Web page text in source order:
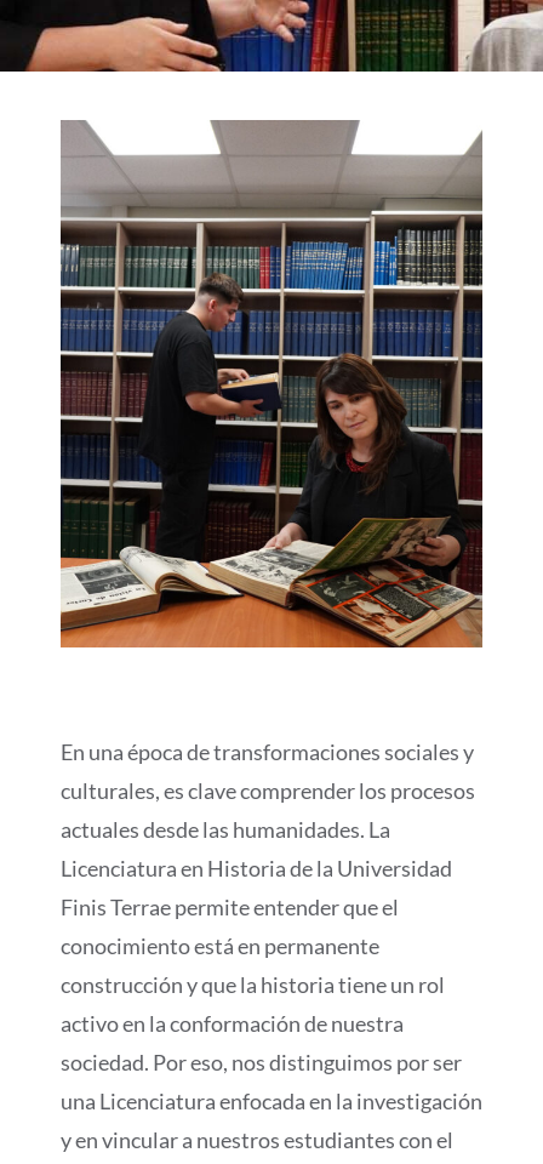
En una época de transformaciones sociales y
culturales, es clave comprender los procesos
actuales desde las humanidades. La
Licenciatura en Historia de la Universidad
Finis Terrae permite entender que el
conocimiento está en permanente
construcción y que la historia tiene un rol
activo en la conformación de nuestra
sociedad. Por eso, nos distinguimos por ser
una Licenciatura enfocada en la investigación
y en vincular a nuestros estudiantes con el